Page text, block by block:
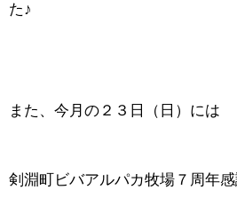
た♪
また、今月の２３日（日）には
剣淵町ビバアルパカ牧場７周年